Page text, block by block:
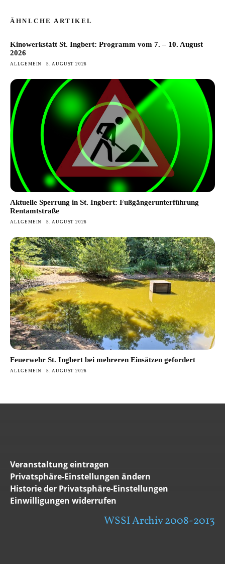
ÄHNLCHE ARTIKEL
Kinowerkstatt St. Ingbert: Programm vom 7. – 10. August
2026
ALLGEMEIN 5. AUGUST 2026
Aktuelle Sperrung in St. Ingbert: Fußgängerunterführung
Rentamtstraße
ALLGEMEIN 5. AUGUST 2026
Feuerwehr St. Ingbert bei mehreren Einsätzen gefordert
ALLGEMEIN 5. AUGUST 2026
Veranstaltung eintragen
Privatsphäre-Einstellungen ändern
Historie der Privatsphäre-Einstellungen
Einwilligungen widerrufen
WSSI Archiv 2008-2013